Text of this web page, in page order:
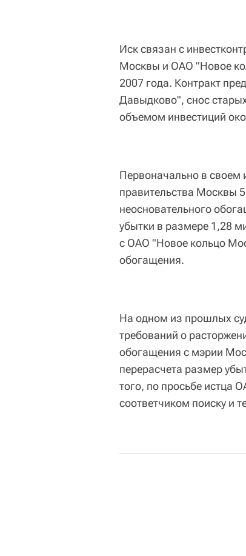
Иск связан с
Москвы и ОАО "Новое
2007 года. Контракт
Давыдково", снос
объемом инвестиций
Первоначально в своем
правительства Москвы
неосновательного
убытки в размере 1,28
с ОАО "Новое кольцо
обогащения.
На одном из прошлых
требований о
обогащения с мэрии
перерасчета размер
того, по просьбе истца
соответчиком поиску и